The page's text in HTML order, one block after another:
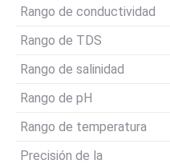
Rango de conductividad
Rango de TDS
Rango de salinidad
Rango de pH
Rango de temperatura
Precisión de la